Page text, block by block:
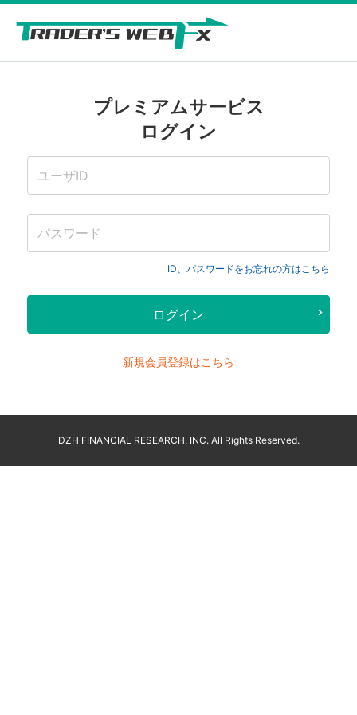
プレミアムサービス
ログイン
ID、パスワードをお忘れの方はこちら
新規会員登録はこちら
DZH FINANCIAL RESEARCH, INC. All Rights Reserved.